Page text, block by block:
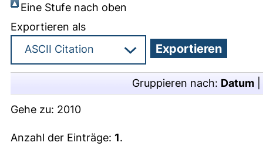
Eine Stufe nach oben
Exportieren als
Gruppieren nach: Datum
Gehe zu: 2010
Anzahl der Einträge: 1.